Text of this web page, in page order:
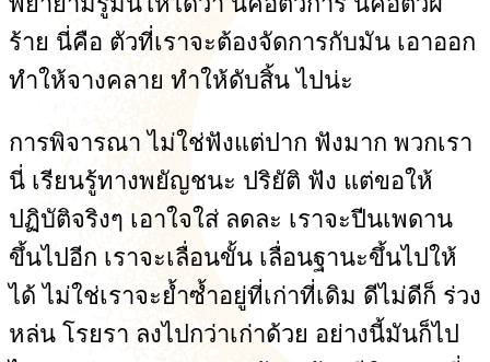
ร้าย นี่คือ ตัวที่เราจะต้องจัดการกับมัน เอาออก
ทำให้จางคลาย ทำให้ดับสิ้น ไปน่ะ
การพิจารณา ไม่ใช่ฟังแต่ปาก ฟังมาก พวกเรา
นี่ เรียนรู้ทางพยัญชนะ ปริยัติ ฟัง แต่ขอให้
ปฏิบัติจริงๆ เอาใจใส่ ลดละ เราจะปีนเพดาน
ขึ้นไปอีก เราจะเลื่อนขั้น เลื่อนฐานะขึ้นไปให้
ได้ ไม่ใช่เราจะย้ำซ้ำอยู่ที่เก่าที่เดิม ดีไม่ดีก็ ร่วง
หล่น โรยรา ลงไปกว่าเก่าด้วย อย่างนี้มันก็ไป